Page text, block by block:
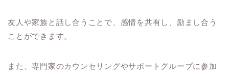
友人や家族と話し合うことで、感情を共有し、励まし合う
ことができます。
また、専門家のカウンセリングやサポートグループに参加